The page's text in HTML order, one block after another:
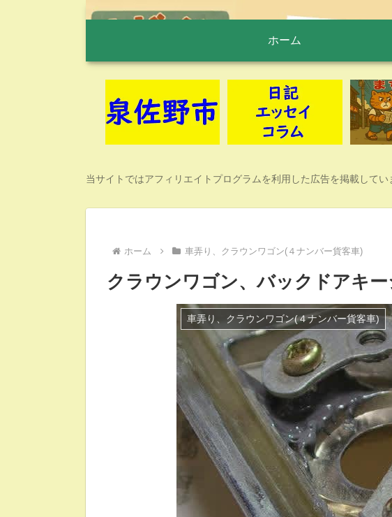
ホーム
当サイトではアフィリエイトプログラムを利用した広告を掲載して
ホーム 車弄り、クラウンワゴン(４ナンバー貨客車)
クラウンワゴン、バックドアキ
車弄り、クラウンワゴン(４ナンバー貨客車)